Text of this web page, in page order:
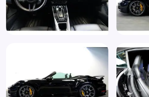
Volledig dealeronderhouden.
Voorstoelen verwarmd
Windscherm
Achterasbesturing (0N5)
Achterspoiler
Achteruitrijcamera